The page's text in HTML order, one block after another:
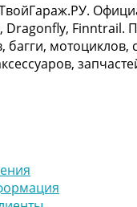
Dragonfly, Finntrail.
багги, мотоциклов,